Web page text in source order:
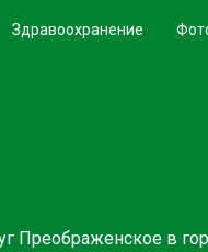
Здравоохранение
Преображенское в